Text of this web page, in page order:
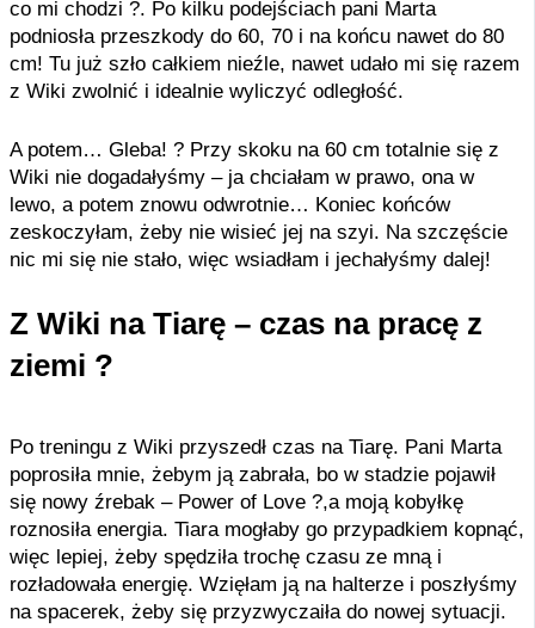
co mi chodzi ?. Po kilku podejściach pani Marta
podniosła przeszkody do 60, 70 i na końcu nawet do 80
cm! Tu już szło całkiem nieźle, nawet udało mi się razem
z Wiki zwolnić i idealnie wyliczyć odległość.
A potem… Gleba! ? Przy skoku na 60 cm totalnie się z
Wiki nie dogadałyśmy – ja chciałam w prawo, ona w
lewo, a potem znowu odwrotnie… Koniec końców
zeskoczyłam, żeby nie wisieć jej na szyi. Na szczęście
nic mi się nie stało, więc wsiadłam i jechałyśmy dalej!
Z Wiki na Tiarę – czas na pracę z
ziemi ?
Po treningu z Wiki przyszedł czas na Tiarę. Pani Marta
poprosiła mnie, żebym ją zabrała, bo w stadzie pojawił
się nowy źrebak – Power of Love ?,a moją kobyłkę
roznosiła energia. Tiara mogłaby go przypadkiem kopnąć,
więc lepiej, żeby spędziła trochę czasu ze mną i
rozładowała energię. Wzięłam ją na halterze i poszłyśmy
na spacerek, żeby się przyzwyczaiła do nowej sytuacji.